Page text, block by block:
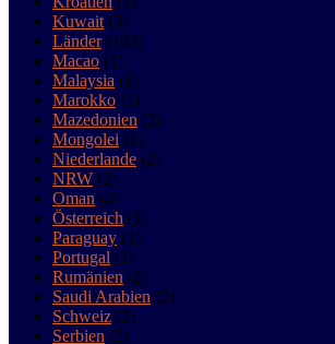
Kuwait (3)
Länder(103)
Macao (1)
Malaysia (1)
Marokko (1)
Mazedonien (2)
Mongolei (1)
Niederlande (2)
NRW (2)
Oman (4)
Österreich (1)
Paraguay (1)
Portugal (1)
Rumänien (2)
Saudi Arabien (2)
Schweiz (2)
Serbien (2)